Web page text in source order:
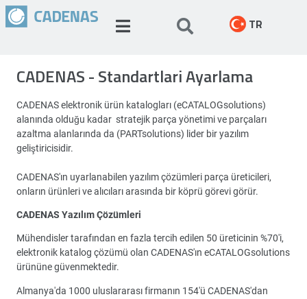
TR
CADENAS - Standartlari Ayarlama
CADENAS elektronik ürün katalogları (eCATALOGsolutions)
alanında olduğu kadar stratejik parça yönetimi ve parçaları
azaltma alanlarında da (PARTsolutions) lider bir yazılım
geliştiricisidir.
CADENAS'ın uyarlanabilen yazılım çözümleri parça üreticileri,
onların ürünleri ve alıcıları arasında bir köprü görevi görür.
CADENAS Yazılım Çözümleri
Mühendisler tarafından en fazla tercih edilen 50 üreticinin %70'i,
elektronik katalog çözümü olan CADENAS'ın eCATALOGsolutions
ürününe güvenmektedir.
Almanya'da 1000 uluslararası firmanın 154'ü CADENAS'dan